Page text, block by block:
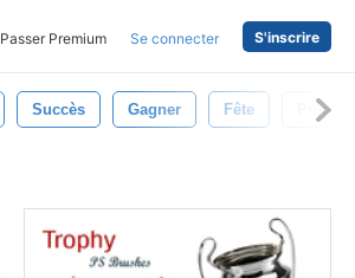
Passer Premium Se connecter S'inscrire
Succès Gagner Fête Premier